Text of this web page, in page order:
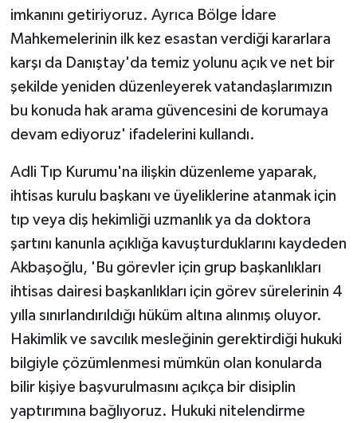
imkanını getiriyoruz. Ayrıca Bölge İdare
Mahkemelerinin ilk kez esastan verdiği kararlara
karşı da Danıştay'da temiz yolunu açık ve net bir
şekilde yeniden düzenleyerek vatandaşlarımızın
bu konuda hak arama güvencesini de korumaya
devam ediyoruz' ifadelerini kullandı.
Adli Tıp Kurumu'na ilişkin düzenleme yaparak,
ihtisas kurulu başkanı ve üyeliklerine atanmak için
tıp veya diş hekimliği uzmanlık ya da doktora
şartını kanunla açıklığa kavuşturduklarını kaydeden
Akbaşoğlu, 'Bu görevler için grup başkanlıkları
ihtisas dairesi başkanlıkları için görev sürelerinin 4
yılla sınırlandırıldığı hüküm altına alınmış oluyor.
Hakimlik ve savcılık mesleğinin gerektirdiği hukuki
bilgiyle çözümlenmesi mümkün olan konularda
bilir kişiye başvurulmasını açıkça bir disiplin
yaptırımına bağlıyoruz. Hukuki nitelendirme